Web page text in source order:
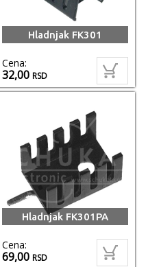
Hladnjak FK301
Cena:
32,00RSD
Hladnjak FK301PA
Cena:
69,00RSD